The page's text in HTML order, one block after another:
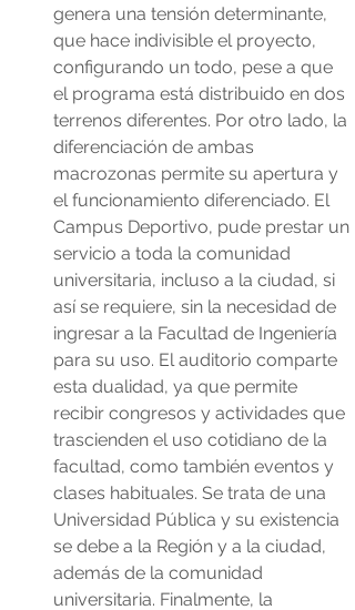
genera una tensión determinante,
que hace indivisible el proyecto,
configurando un todo, pese a que
el programa está distribuido en dos
terrenos diferentes. Por otro lado, la
diferenciación de ambas
macrozonas permite su apertura y
el funcionamiento diferenciado. El
Campus Deportivo, pude prestar un
servicio a toda la comunidad
universitaria, incluso a la ciudad, si
así se requiere, sin la necesidad de
ingresar a la Facultad de Ingeniería
para su uso. El auditorio comparte
esta dualidad, ya que permite
recibir congresos y actividades que
trascienden el uso cotidiano de la
facultad, como también eventos y
clases habituales. Se trata de una
Universidad Pública y su existencia
se debe a la Región y a la ciudad,
además de la comunidad
universitaria. Finalmente, la